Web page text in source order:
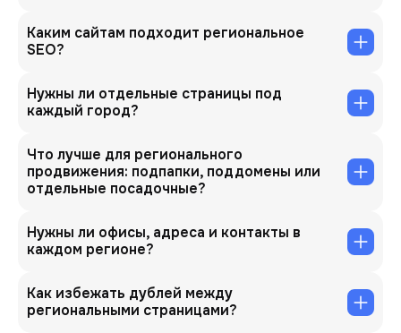
Каким сайтам подходит региональное
SEO?
Нужны ли отдельные страницы под
каждый город?
Что лучше для регионального
продвижения: подпапки, поддомены или
отдельные посадочные?
Нужны ли офисы, адреса и контакты в
каждом регионе?
Как избежать дублей между
региональными страницами?